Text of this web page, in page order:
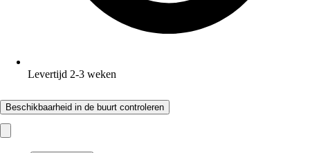
Levertijd 2-3 weken
Beschikbaarheid in de buurt controleren